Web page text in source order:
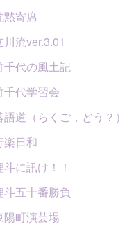
黙寄席
川流ver.3.01
千代の風土記
千代学習会
語道（らくご，どう？）
楽日和
斗に訊け！！
斗五十番勝負
陽町演芸場